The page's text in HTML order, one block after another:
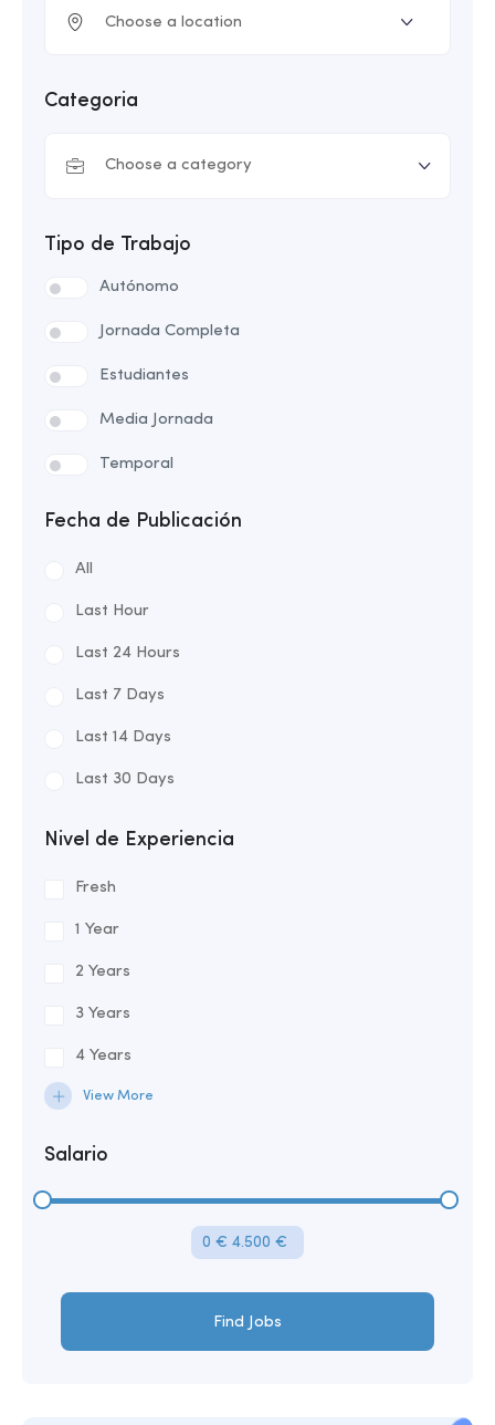
Categoria
Choose a category
Tipo de Trabajo
Autónomo
Jornada Completa
Estudiantes
Media Jornada
Temporal
Fecha de Publicación
All
Last Hour
Last 24 Hours
Last 7 Days
Last 14 Days
Last 30 Days
Nivel de Experiencia
Fresh
1 Year
2 Years
3 Years
4 Years
View More
Salario
0 € 4.500 €
Find Jobs